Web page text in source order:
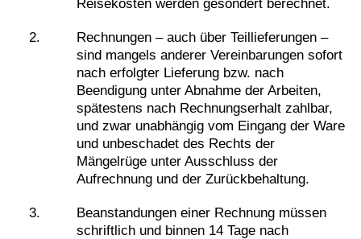
Reisekosten werden gesondert berechnet.
Rechnungen – auch über Teillieferungen –
sind mangels anderer Vereinbarungen sofort
nach erfolgter Lieferung bzw. nach
Beendigung unter Abnahme der Arbeiten,
spätestens nach Rechnungserhalt zahlbar,
und zwar unabhängig vom Eingang der Ware
und unbeschadet des Rechts der
Mängelrüge unter Ausschluss der
Aufrechnung und der Zurückbehaltung.
Beanstandungen einer Rechnung müssen
schriftlich und binnen 14 Tage nach